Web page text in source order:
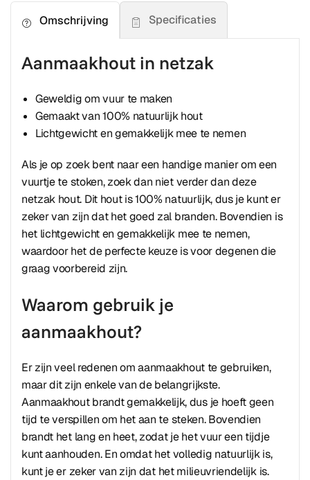
Omschrijving Specificaties
Aanmaakhout in netzak
Geweldig om vuur te maken
Gemaakt van 100% natuurlijk hout
Lichtgewicht en gemakkelijk mee te nemen
Als je op zoek bent naar een handige manier om een
vuurtje te stoken, zoek dan niet verder dan deze
netzak hout. Dit hout is 100% natuurlijk, dus je kunt er
zeker van zijn dat het goed zal branden. Bovendien is
het lichtgewicht en gemakkelijk mee te nemen,
waardoor het de perfecte keuze is voor degenen die
graag voorbereid zijn.
Waarom gebruik je
aanmaakhout?
Er zijn veel redenen om aanmaakhout te gebruiken,
maar dit zijn enkele van de belangrijkste.
Aanmaakhout brandt gemakkelijk, dus je hoeft geen
tijd te verspillen om het aan te steken. Bovendien
brandt het lang en heet, zodat je het vuur een tijdje
kunt aanhouden. En omdat het volledig natuurlijk is,
kunt je er zeker van zijn dat het milieuvriendelijk is.